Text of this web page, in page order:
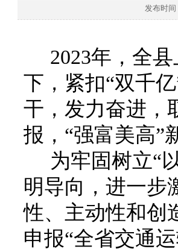
发布时
2023年，全
下，紧扣“双千
干，发力奋进，
报，“强富美高”
为牢固树立“
明导向，进一步
性、主动性和创
申报“全省交通